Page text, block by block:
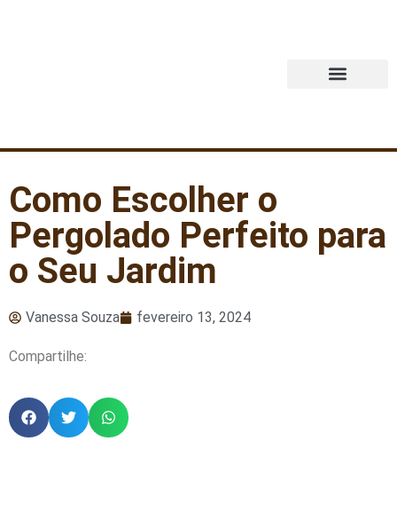
Como Escolher o
Pergolado Perfeito para
o Seu Jardim
Vanessa Souza fevereiro 13, 2024
Compartilhe: